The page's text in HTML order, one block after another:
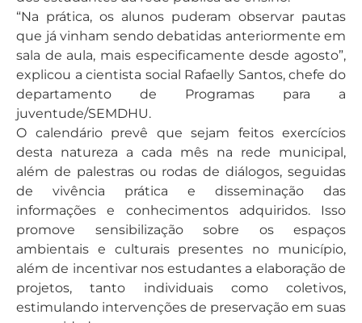
“Na prática, os alunos puderam observar pautas
que já vinham sendo debatidas anteriormente em
sala de aula, mais especificamente desde agosto”,
explicou a cientista social Rafaelly Santos, chefe do
departamento de Programas para a
juventude/SEMDHU.
O calendário prevê que sejam feitos exercícios
desta natureza a cada mês na rede municipal,
além de palestras ou rodas de diálogos, seguidas
de vivência prática e disseminação das
informações e conhecimentos adquiridos. Isso
promove sensibilização sobre os espaços
ambientais e culturais presentes no município,
além de incentivar nos estudantes a elaboração de
projetos, tanto individuais como coletivos,
estimulando intervenções de preservação em suas